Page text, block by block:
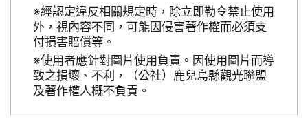
※經認定違反相關規定時，除立即勒令禁止使用
外，視內容不同，可能因侵害著作權而必須支
付損害賠償等。
※使用者應針對圖片使用負責。因使用圖片而導
致之損壞、不利，（公社）鹿兒島縣觀光聯盟
及著作權人概不負責。